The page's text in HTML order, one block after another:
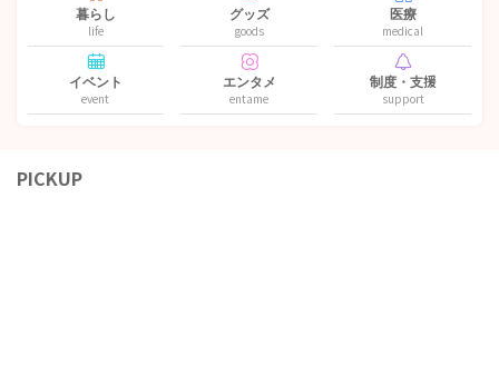
暮らし
life
グッズ
goods
医療
medical
イベント
event
エンタメ
entame
制度・支援
support
PICKUP